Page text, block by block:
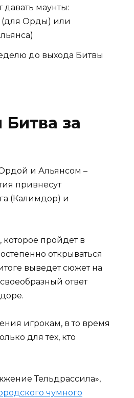
маунты:
(для Орды) или
до выхода Битвы
за
и Альянсом –
привнесут
(Калимдор) и
которое пройдет в
открываться
выведет сюжет на
ответ
игрокам, в то время
для тех, кто
Тельдрассила»,
чумного